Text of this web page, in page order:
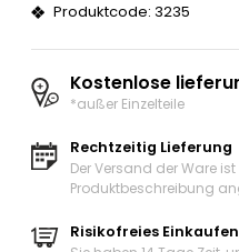
Produktcode: 3235
Kostenlose
*außer Einzelteile
Rechtzeitig Lieferung
Der Versand der Ware
Produktbeschreibung
Risikofreies Einkaufen